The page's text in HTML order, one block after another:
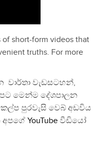
short-form videos that
truths. For more
වැඩසටහන්,
මෙන්ම දේශපාලන
පුරවැසි වෙබ් අඩවිය
අපගේ YouTube වීඩියෝ